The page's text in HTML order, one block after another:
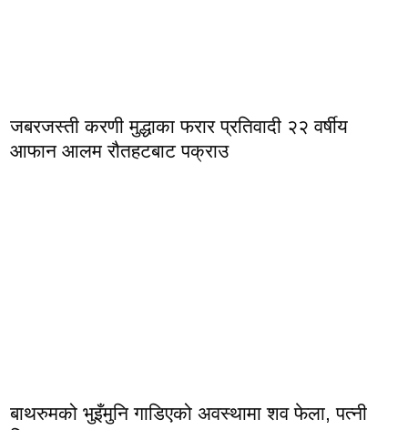
जबरजस्ती करणी मुद्धाका फरार प्रतिवादी २२ वर्षीय
आफान आलम रौतहटबाट पक्राउ
बाथरुमको भुइँमुनि गाडिएको अवस्थामा शव फेला, पत्नी